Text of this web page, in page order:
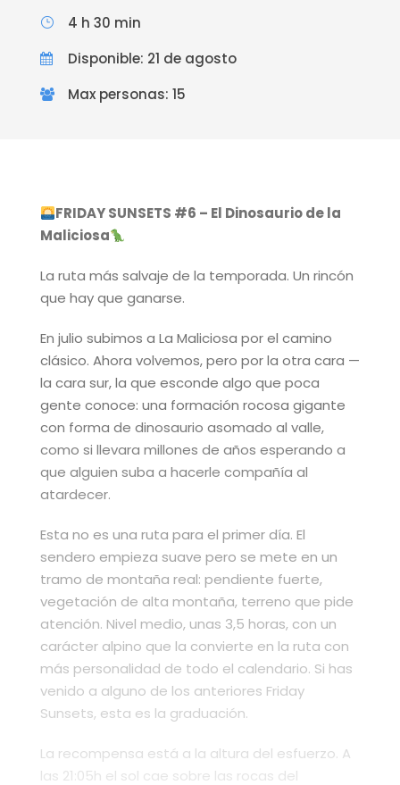
4 h 30 min
Disponible: 21 de agosto
Max personas: 15
FRIDAY SUNSETS #6 – El Dinosaurio de la
Maliciosa
La ruta más salvaje de la temporada. Un rincón
que hay que ganarse.
En julio subimos a La Maliciosa por el camino
clásico. Ahora volvemos, pero por la otra cara —
la cara sur, la que esconde algo que poca
gente conoce: una formación rocosa gigante
con forma de dinosaurio asomado al valle,
como si llevara millones de años esperando a
que alguien suba a hacerle compañía al
atardecer.
Esta no es una ruta para el primer día. El
sendero empieza suave pero se mete en un
tramo de montaña real: pendiente fuerte,
vegetación de alta montaña, terreno que pide
atención. Nivel medio, unas 3,5 horas, con un
carácter alpino que la convierte en la ruta con
más personalidad de todo el calendario. Si has
venido a alguno de los anteriores Friday
Sunsets, esta es la graduación.
La recompensa está a la altura del esfuerzo. A
las 21:05h el sol cae sobre las rocas del